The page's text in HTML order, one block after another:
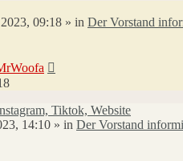
09:18 » in Der Vorstand
Tiktok, Website
14:10 » in Der Vorstand